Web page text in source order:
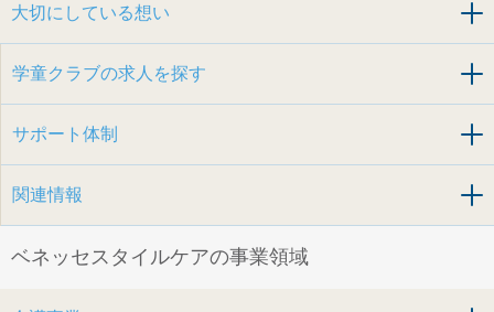
大切にしている想い
学童クラブの求人を探す
サポート体制
関連情報
ベネッセスタイルケアの事業領域